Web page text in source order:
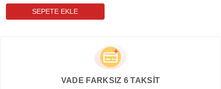
VADE FARKSIZ 6 TAKSİT